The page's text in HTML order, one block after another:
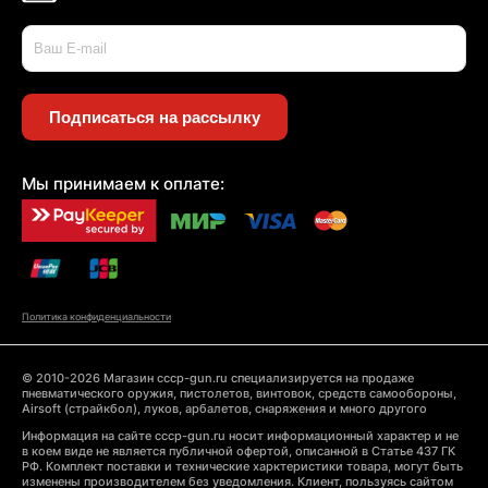
Подписаться на рассылку
Мы принимаем к оплате:
Политика конфиденциальности
© 2010-2026 Магазин cccp-gun.ru специализируется на продаже
пневматического оружия, пистолетов, винтовок, средств самообороны,
Airsoft (страйкбол), луков, арбалетов, снаряжения и много другого
Информация на сайте cccp-gun.ru носит информационный характер и не
в коем виде не является публичной офертой, описанной в Статье 437 ГК
РФ. Комплект поставки и технические харктеристики товара, могут быть
изменены производителем без уведомления. Клиент, пользуясь сайтом